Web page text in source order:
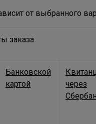
от выбранного
заказа
Банковской
картой
через